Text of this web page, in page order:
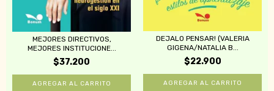
MEJORES DIRECTIVOS,
MEJORES INSTITUCIONE...
$37.200
DEJALO PENSAR! (VALERIA
GIGENA/NATALIA B...
$22.900